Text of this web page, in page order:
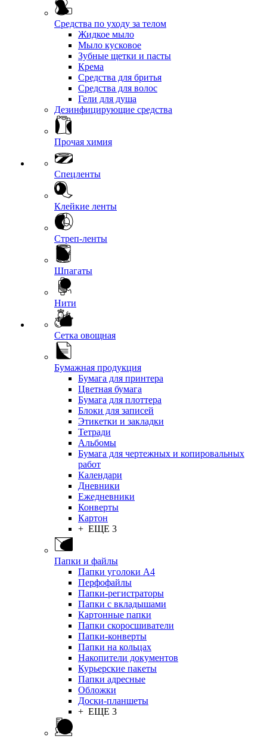
Средства по уходу за телом
Жидкое мыло
Мыло кусковое
Зубные щетки и пасты
Крема
Средства для бритья
Средства для волос
Гели для душа
Дезинфицирующие средства
Прочая химия
Спецленты
Клейкие ленты
Стреп-ленты
Шпагаты
Нити
Сетка овощная
Бумажная продукция
Бумага для принтера
Цветная бумага
Бумага для плоттера
Блоки для записей
Этикетки и закладки
Тетради
Альбомы
Бумага для чертежных и копировальных
работ
Календари
Дневники
Ежедневники
Конверты
Картон
+ ЕЩЕ 3
Папки и файлы
Папки уголоки А4
Перфофайлы
Папки-регистраторы
Папки с вкладышами
Картонные папки
Папки скоросшиватели
Папки-конверты
Папки на кольцах
Накопители документов
Курьерские пакеты
Папки адресные
Обложки
Доски-планшеты
+ ЕЩЕ 3